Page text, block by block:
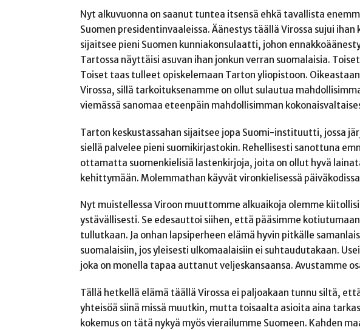
Nyt alkuvuonna on saanut tuntea itsensä ehkä tavallista
Suomen presidentinvaaleissa. Äänestys täällä Virossa sujui
sijaitsee pieni Suomen kunniakonsulaatti, johon
Tartossa näyttäisi asuvan ihan jonkun verran suomalaisia.
Toiset taas tulleet opiskelemaan Tarton yliopistoon.
Virossa, sillä tarkoituksenamme on ollut sulautua
viemässä sanomaa eteenpäin mahdollisimman
Tarton keskustassahan sijaitsee jopa Suomi-instituutti, jossa
siellä palvelee pieni suomikirjastokin. Rehellisesti sanottuna
ottamatta suomenkielisiä lastenkirjoja, joita on ollut hyvä
kehittymään. Molemmathan käyvät vironkielisessä päiväkodissa
Nyt muistellessa Viroon muuttomme alkuaikoja olemme
ystävällisesti. Se edesauttoi siihen, että pääsimme
tullutkaan. Ja onhan lapsiperheen elämä hyvin pitkälle
suomalaisiin, jos yleisesti ulkomaalaisiin ei suhtaudutakaan.
joka on monella tapaa auttanut veljeskansaansa. Avustamme
Tällä hetkellä elämä täällä Virossa ei paljoakaan tunnu siltä,
yhteisöä siinä missä muutkin, mutta toisaalta asioita aina
kokemus on tätä nykyä myös vierailumme Suomeen. Kahden